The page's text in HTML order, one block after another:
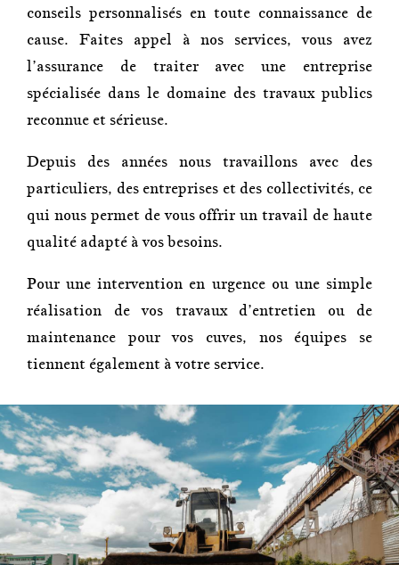
conseils personnalisés en toute connaissance de
cause. Faites appel à nos services, vous avez
l’assurance de traiter avec une entreprise
spécialisée dans le domaine des travaux publics
reconnue et sérieuse.
Depuis des années nous travaillons avec des
particuliers, des entreprises et des collectivités, ce
qui nous permet de vous offrir un travail de haute
qualité adapté à vos besoins.
Pour une intervention en urgence ou une simple
réalisation de vos travaux d’entretien ou de
maintenance pour vos cuves, nos équipes se
tiennent également à votre service.